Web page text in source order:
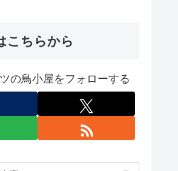
こちらから
の鳥小屋をフォローする